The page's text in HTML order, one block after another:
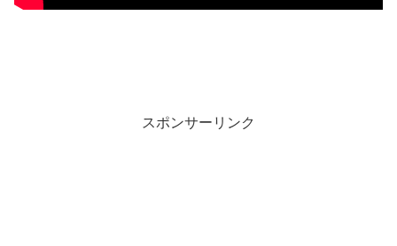
スポンサーリンク